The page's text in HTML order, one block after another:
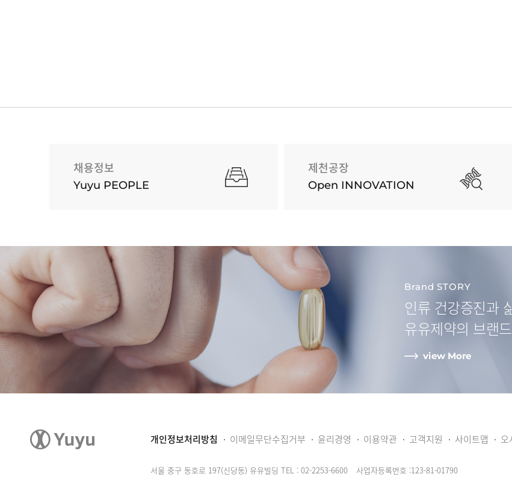
채용정보
Yuyu PEOPLE
제천공장
Open INNOVATION
Brand STORY
인류 건강증진과
유유제약의 브랜
view More
개인정보처리방침 이메일무단수집거부 윤리경영 이용약관 고객지원 사이트맵 오
서울 중구 동호로 197(신당동) 유유빌딩 TEL : 02-2253-6600 사업자등록번호 :123-81-01790